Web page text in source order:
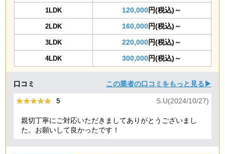
1LDK 120,000円(税込)～
2LDK 160,000円(税込)～
3LDK 220,000円(税込)～
4LDK 300,000円(税込)～
口コミ この業者の口コミをもっと見る▶
★★★★★
★★★★★ 5 S.U(2024/10/27)
親切丁寧にご対応いただきましてありがとうございまし
た。お願いして良かったです！